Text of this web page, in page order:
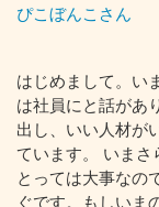
ぴこぼんこさん
はじめまして。い
は社員にと話があ
出し、いい人材が
ています。 いま
とっては大事なの
ぐです。もしいま